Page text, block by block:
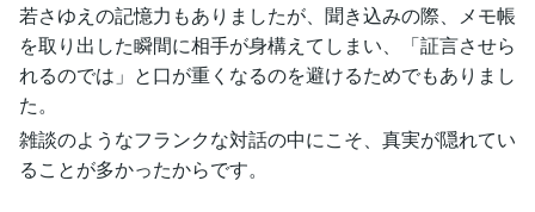
若さゆえの記憶力もありましたが、聞き込みの際、メモ帳
を取り出した瞬間に相手が身構えてしまい、「証言させら
れるのでは」と口が重くなるのを避けるためでもありまし
た。
雑談のようなフランクな対話の中にこそ、真実が隠れてい
ることが多かったからです。